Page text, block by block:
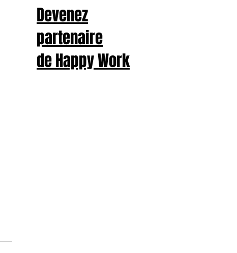
Devenez
partenaire
de Happy Work